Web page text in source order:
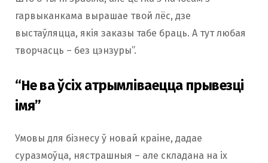
гарвыканкама вырашае твой лёс, дзе
выстаўляцца, якія заказы табе браць. А тут любая
творчасць – без цэнзуры”.
“Не ва ўсіх атрымліваецца прывезці
імя”
Умовы для бізнесу ў новай краіне, дадае
суразмоўца, нястрашныя – але складана на іх